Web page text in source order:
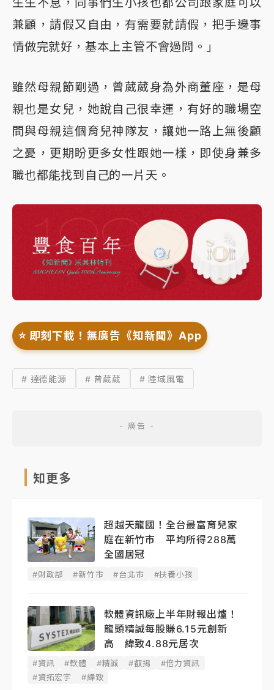
兼顧，請假又自由，有需要就請假，把手邊事
情做完就好，基本上主管不會過問。」
雖然母親節剛過，曾葳葳身為外商董座，是母
親也是女兒，她說自己很幸運，有好的職場空
間與母親這個育兒神隊友，讓她一路上無後顧
之憂，更期盼更多女性跟她一樣，即使身兼多
職也都能找到自己的一片天。
⭐️ 即刻下載！無廣告《知新聞》App
# 達德能源 # 曾葳葳 # 陸域風電
知更多
超越天龍國！全台最富育兒家
庭在新竹市 平均所得288萬
全國居冠
#財政部 #新竹市 #台北市 #扶養小孩
軟體資訊廠上半年財報出爐！
龍頭精誠每股賺6.15元創新
高 緯致4.88元居次
#資訊 #軟體 #精誠 #叡揚
#倍力資訊
#資拓宏宇
#緯致